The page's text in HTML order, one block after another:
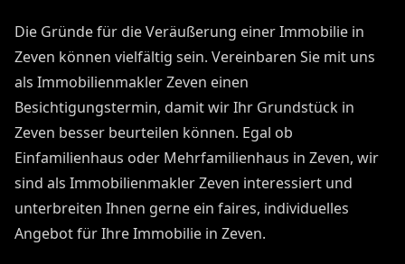
Die Gründe für die Veräußerung einer Immobilie in
Zeven können vielfältig sein. Vereinbaren Sie mit uns
als Immobilienmakler Zeven einen
Besichtigungstermin, damit wir Ihr Grundstück in
Zeven besser beurteilen können. Egal ob
Einfamilienhaus oder Mehrfamilienhaus in Zeven, wir
sind als Immobilienmakler Zeven interessiert und
unterbreiten Ihnen gerne ein faires, individuelles
Angebot für Ihre Immobilie in Zeven.